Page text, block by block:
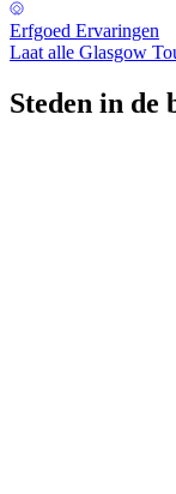
Erfgoed Ervaringen
Laat alle Glasgow
Steden in de